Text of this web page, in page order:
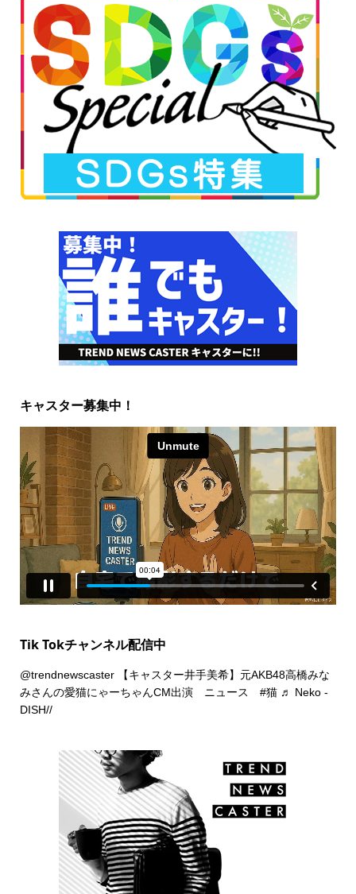
キャスター募集中！
Tik Tokチャンネル配信中
@trendnewscaster【キャスター井手美希】元AKB48高橋みな
みさんの愛猫にゃーちゃんCM出演 ニュース #猫 ♬ Neko -
DISH//